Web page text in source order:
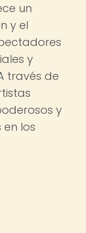
un
y el
y
través de
y
los